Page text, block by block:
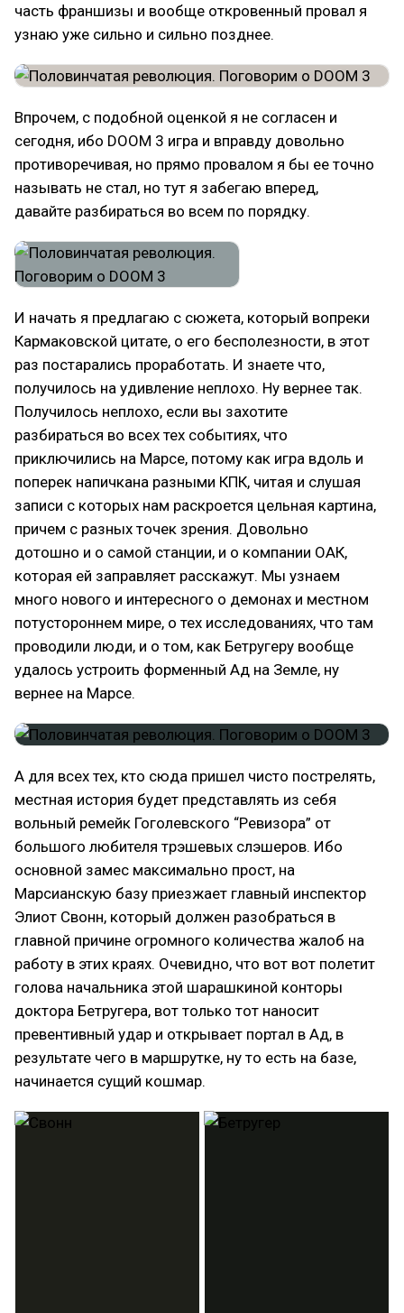
часть франшизы и вообще откровенный провал я
узнаю уже сильно и сильно позднее.
Впрочем, с подобной оценкой я не согласен и
сегодня, ибо DOOM 3 игра и вправду довольно
противоречивая, но прямо провалом я бы ее точно
называть не стал, но тут я забегаю вперед,
давайте разбираться во всем по порядку.
И начать я предлагаю с сюжета, который вопреки
Кармаковской цитате, о его бесполезности, в этот
раз постарались проработать. И знаете что,
получилось на удивление неплохо. Ну вернее так.
Получилось неплохо, если вы захотите
разбираться во всех тех событиях, что
приключились на Марсе, потому как игра вдоль и
поперек напичкана разными КПК, читая и слушая
записи с которых нам раскроется цельная картина,
причем с разных точек зрения. Довольно
дотошно и о самой станции, и о компании ОАК,
которая ей заправляет расскажут. Мы узнаем
много нового и интересного о демонах и местном
потустороннем мире, о тех исследованиях, что там
проводили люди, и о том, как Бетругеру вообще
удалось устроить форменный Ад на Земле, ну
вернее на Марсе.
А для всех тех, кто сюда пришел чисто пострелять,
местная история будет представлять из себя
вольный ремейк Гоголевского “Ревизора” от
большого любителя трэшевых слэшеров. Ибо
основной замес максимально прост, на
Марсианскую базу приезжает главный инспектор
Элиот Свонн, который должен разобраться в
главной причине огромного количества жалоб на
работу в этих краях. Очевидно, что вот вот полетит
голова начальника этой шарашкиной конторы
доктора Бетругера, вот только тот наносит
превентивный удар и открывает портал в Ад, в
результате чего в маршрутке, ну то есть на базе,
начинается сущий кошмар.